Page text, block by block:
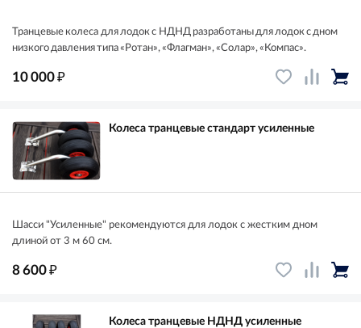
Транцевые колеса для лодок с НДНД разработаны для лодок с дном
низкого давления типа «Ротан», «Флагман», «Солар», «Компас».
10 000₽
Колеса транцевые стандарт усиленные
Шасси "Усиленные" рекомендуются для лодок с жестким дном
длиной от 3 м 60 см.
8 600₽
Колеса транцевые НДНД усиленные